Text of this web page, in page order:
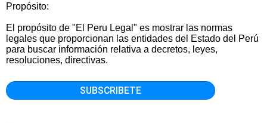
Propósito:
El propósito de "El Peru Legal" es mostrar las normas
legales que proporcionan las entidades del Estado del Perú
para buscar información relativa a decretos, leyes,
resoluciones, directivas.